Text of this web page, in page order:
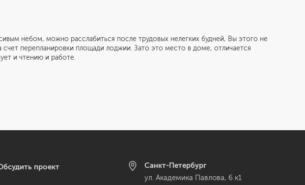
небом, можно расслабиться после трудовых нелегких будней, Вы этого не
счет перепланировки площади лоджии. Зато это место в доме, отличается
и чтению и работе.
проект
Санкт-Петербург
ул. Академика Павлова, 6 к1